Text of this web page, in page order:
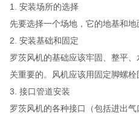
1. 安装场所的选择
先要选择一个场地，它的地基和
2. 安装基础和固定
罗茨风机的基础应该牢固、整平
关重要的。风机应该用固定脚螺栓
3. 接口管道安装
罗茨风机的各种接口（包括进出